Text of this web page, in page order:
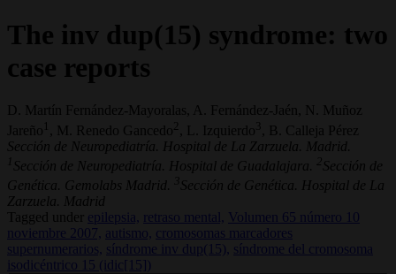
The inv dup(15) syndrome: two
case reports
D. Martín Fernández-Mayoralas, A. Fernández-Jaén, N. Muñoz
Jareño 1 , M. Renedo Gancedo , L. Izquierdo 3
, B. Calleja Pérez
Sección de Neuropediatría. Hospital de La Zarzuela. Madrid.
1 Sección de Neuropediatría. Hospital de Guadalajara. 2 Sección de
Genética. Gemolabs Madrid.
3 Sección de Genética. Hospital de La
Zarzuela. Madrid
Tagged under
epilepsia, retraso mental,
Volumen 65 número 10
noviembre 2007, autismo, cromosomas marcadores
supernumerarios, síndrome inv dup(15), síndrome del cromosoma
isodicéntrico 15 (idic[15])